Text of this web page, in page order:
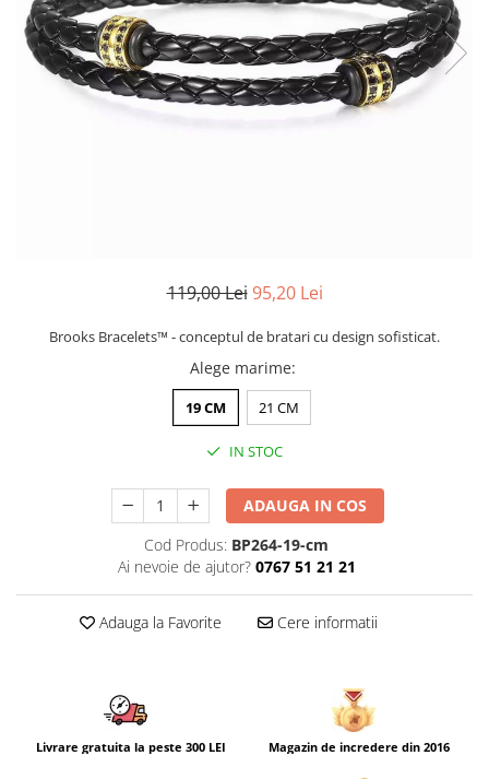
CERCEI
CEASURI DAMA
119,00 Lei 95,20 Lei
Brooks Bracelets™ - conceptul de bratari cu design sofisticat.
Alege marime:
19 CM 21 CM
IN STOC
ADAUGA IN COS
Cod Produs: BP264-19-cm
Ai nevoie de ajutor? 0767 51 21 21
Adauga la Favorite Cere informatii
Livrare gratuita la peste 300 LEI Magazin de incredere din 2016